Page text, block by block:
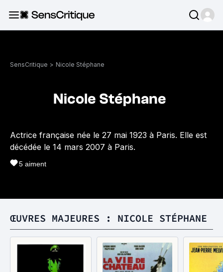
SensCritique > Nicole Stéphane
Nicole Stéphane
Actrice française née le 27 mai 1923 à Paris. Elle est
décédée le 14 mars 2007 à Paris.
5 aiment
ŒUVRES MAJEURES : NICOLE STÉPHANE